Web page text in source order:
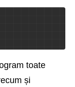
toate
și